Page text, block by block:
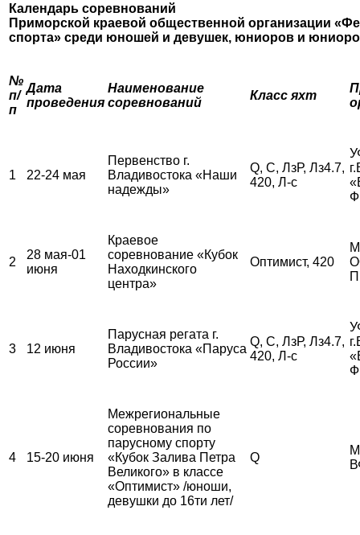
Календарь соревнований
Приморской краевой общественной организации
спорта» среди юношей и девушек, юниоров и
№
п/
п
Дата
проведения
Наименование
соревнований
Класс яхт
1 22-24 мая
Первенство г.
Владивостока «Наши
надежды»
Q, С, ЛзР, Лз4.7,
420, Л-с
2
28 мая-01
июня
Краевое
соревнование «Кубок
Находкинского
центра»
Оптимист, 420
3 12 июня
Парусная регата г.
Владивостока «Паруса
России»
Q, С, ЛзР, Лз4.7,
420, Л-с
4 15-20 июня
Межрегиональные
соревнования по
парусному спорту
«Кубок Залива Петра
Великого» в классе
«Оптимист» /юноши,
девушки до 16ти лет/
Q